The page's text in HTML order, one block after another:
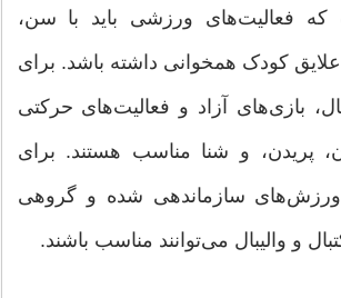
که فعالیت‌های ورزشی باید با سن،
کودک همخوانی داشته باشد. برای
زیر 6 سال، بازی‌های آزاد و فعالیت‌های حرکتی
پریدن، و شنا مناسب هستند. برای
ورزش‌های سازماندهی شده و گروهی
و والیبال می‌توانند مناسب باشند.